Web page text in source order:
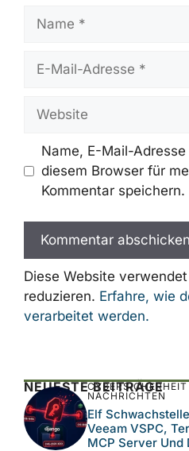
Name
Website
Name, E-Mail-
diesem Browser für
Kommentar speichern.
Diese Website
reduzieren. Erfahre, wie
verarbeitet werden.
NEUESTE BEITRÄGE
CYBERSICHERHEIT
NACHRICHTEN
Elf
Veeam VSPC,
MCP Server Und